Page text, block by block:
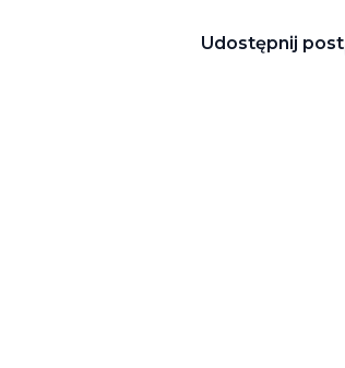
Udostępnij post